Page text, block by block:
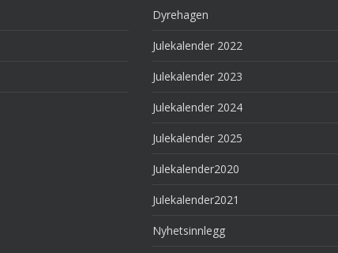
Dyrehagen
Julekalender 2022
Julekalender 2023
Julekalender 2024
Julekalender 2025
Julekalender2020
Julekalender2021
Nyhetsinnlegg